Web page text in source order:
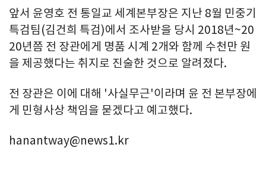
앞서 윤영호 전 통일교 세계본부장은 지난 8월 민중기
특검팀(김건희 특검)에서 조사받을 당시 2018년~20
20년쯤 전 장관에게 명품 시계 2개와 함께 수천만 원
을 제공했다는 취지로 진술한 것으로 알려졌다.
전 장관은 이에 대해 '사실무근'이라며 윤 전 본부장에
게 민형사상 책임을 묻겠다고 예고했다.
hanantway@news1.kr